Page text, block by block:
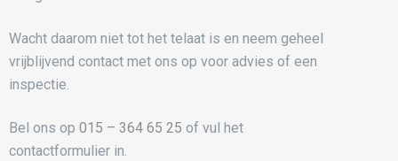
Wacht daarom niet tot het telaat is en neem geheel
vrijblijvend contact met ons op voor advies of een
inspectie.
Bel ons op 015 – 364 65 25 of vul het
contactformulier in.